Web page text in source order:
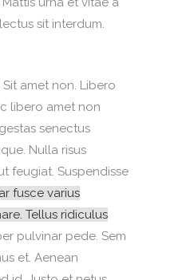
sit interdum.
amet non. Libero
libero amet non
senectus
Nulla risus
feugiat. Suspendisse
fusce varius
Tellus ridiculus
pulvinar pede. Sem
et. Aenean